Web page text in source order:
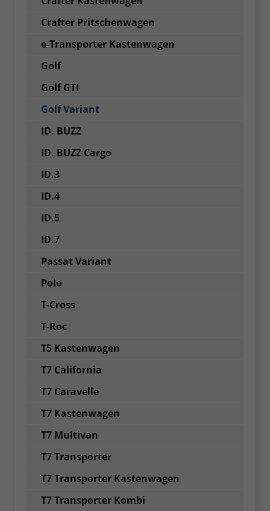
Crafter Pritschenwagen
e-Transporter Kastenwagen
Golf
Golf GTI
Golf Variant
ID. BUZZ
ID. BUZZ Cargo
ID.3
ID.4
ID.5
ID.7
Passat Variant
Polo
T-Cross
T-Roc
T5 Kastenwagen
T7 California
T7 Caravelle
T7 Kastenwagen
T7 Multivan
T7 Transporter
T7 Transporter Kastenwagen
T7 Transporter Kombi